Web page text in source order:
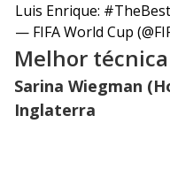
Luis Enrique: #TheBest
— FIFA World Cup
Melhor
Sarina Wiegman
Inglaterra